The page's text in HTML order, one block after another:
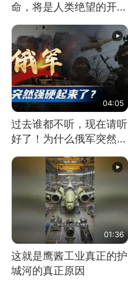
命，将是人类绝望的开
始？
04:05
过去谁都不听，现在请听
好了！为什么俄军突然强
01:36
这就是鹰酱工业真正的护
城河的真正原因